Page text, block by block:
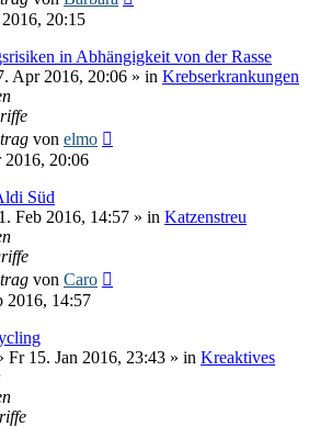
20:15
in Abhängigkeit von der Rasse
Apr 2016, 20:06 » in Krebserkrankungen
von elmo
2016, 20:06
Süd
Feb 2016, 14:57 » in Katzenstreu
von Caro
2016, 14:57
Fr 15. Jan 2016, 23:43 » in Kreaktives